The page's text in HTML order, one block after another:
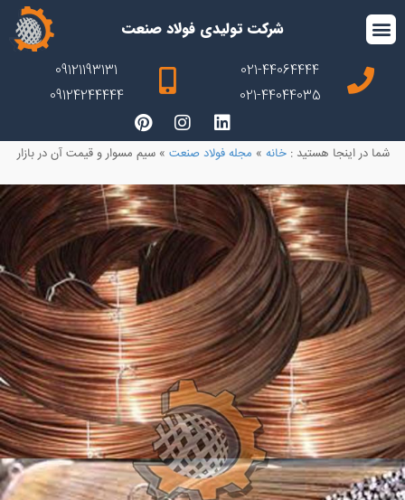
شرکت تولیدی فولاد صنعت
021-44064444
021-44044035
09121193131
09124244444
شما در اینجا هستید : خانه » مجله فولاد صنعت » سیم مسوار و قیمت آن در بازار